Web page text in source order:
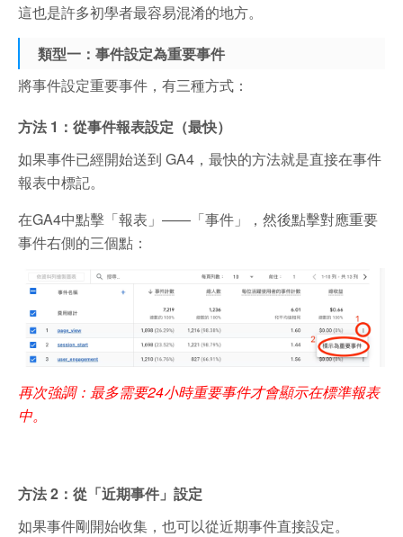
這也是許多初學者最容易混淆的地方。
類型一：事件設定為重要事件
將事件設定重要事件，有三種方式：
方法 1：從事件報表設定（最快）
如果事件已經開始送到 GA4，最快的方法就是直接在事件
報表中標記。
在GA4中點擊「報表」——「事件」， 然後點擊對應重要
事件右側的三個點：
再次強調：最多需要24小時重要事件才會顯示在標準報表
中。
方法 2：從「近期事件」設定
如果事件剛開始收集，也可以從近期事件直接設定。